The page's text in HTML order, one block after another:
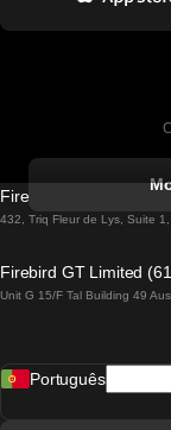
Firebird GT Limited
432, Triq Fleur de Lys, Suite
Firebird GT Limited
Unit G 15/F Tal Building 49
Português